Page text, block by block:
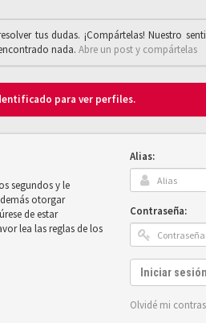
tus dudas. ¡Compártelas! Nuestro
nada. Abre un post y compártelas
para ver perfiles.
segundos y le
otorgar
de estar
lea las reglas de los
Alias:
Contraseña:
Iniciar sesión
Olvidé mi